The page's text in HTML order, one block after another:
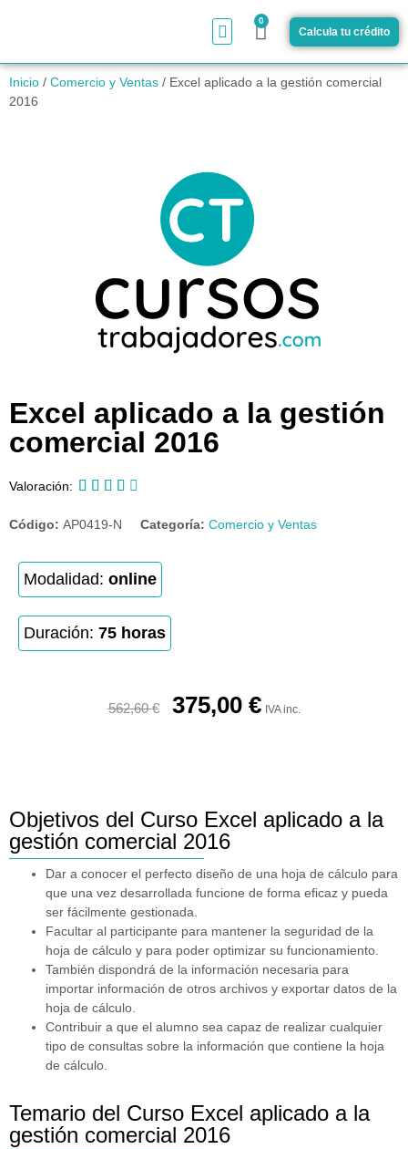
0
Calcula tu crédito
Inicio / Comercio y Ventas / Excel aplicado a la gestión comercial
2016
Excel aplicado a la gestión
comercial 2016
Valoración:     
Código: AP0419-N Categoría: Comercio y Ventas
Modalidad: online
Duración: 75 horas
562,60€ 375,00 € IVA inc.
Objetivos del Curso Excel aplicado a la
gestión comercial 2016
Dar a conocer el perfecto diseño de una hoja de cálculo para
que una vez desarrollada funcione de forma eficaz y pueda
ser fácilmente gestionada.
Facultar al participante para mantener la seguridad de la
hoja de cálculo y para poder optimizar su funcionamiento.
También dispondrá de la información necesaria para
importar información de otros archivos y exportar datos de la
hoja de cálculo.
Contribuir a que el alumno sea capaz de realizar cualquier
tipo de consultas sobre la información que contiene la hoja
de cálculo.
Temario del Curso Excel aplicado a la
gestión comercial 2016